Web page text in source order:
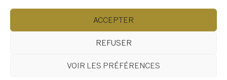
ACCEPTER
REFUSER
VOIR LES PRÉFÉRENCES
Parcourir le contenu...
Comment vendre
Pourquoi Sotheby’s international reality ?
Comment choisir le bon courtier